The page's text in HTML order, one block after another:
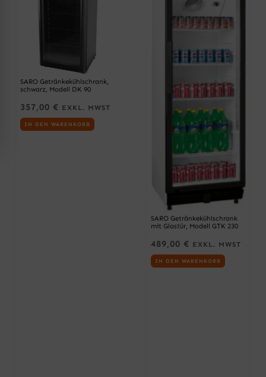
SARO Getränkekühlschrank,
schwarz, Modell DK 90
357,00 € EXKL. MWST
IN DEN WARENKORB
SARO Getränkekühlschrank
mit Glastür, Modell GTK 230
489,00 € EXKL. MWST
IN DEN WARENKORB